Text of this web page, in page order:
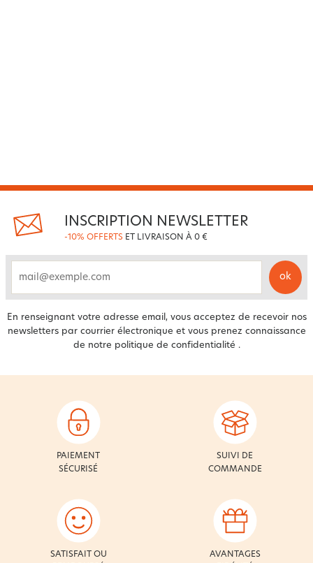
INSCRIPTION NEWSLETTER
-10% OFFERTS ET LIVRAISON À 0 €
email
ok
En renseignant votre adresse email, vous acceptez de recevoir nos
newsletters par courrier électronique et vous prenez connaissance
de notre politique de confidentialité .
PAIEMENT
SÉCURISÉ
SUIVI DE
COMMANDE
SATISFAIT OU
AVANTAGES